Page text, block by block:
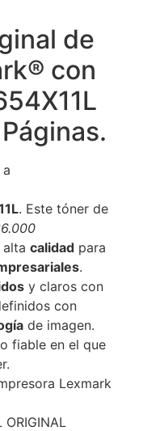
de
con
. Este tóner de
alta calidad para
.
y claros con
con
de imagen.
fiable en el que
ORIGINAL